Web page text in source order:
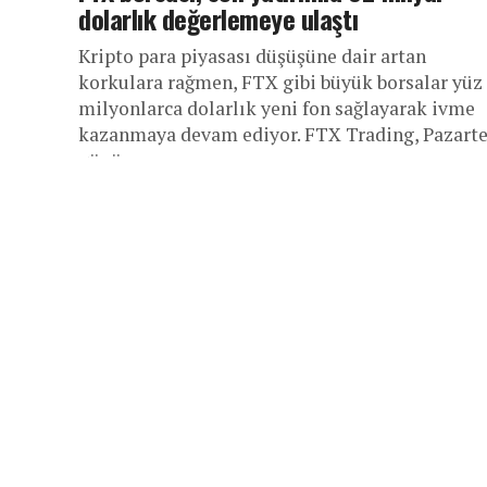
dolarlık değerlemeye ulaştı
Kripto para piyasası düşüşüne dair artan
korkulara rağmen, FTX gibi büyük borsalar yüz
milyonlarca dolarlık yeni fon sağlayarak ivme
kazanmaya devam ediyor. FTX Trading,
günü...